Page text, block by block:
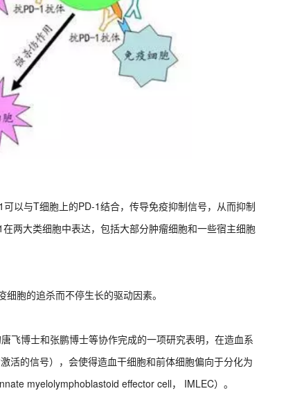
以与T细胞上的PD-1结合，传导免疫抑制信号，从而抑制
两大类细胞中表达，包括大部分肿瘤细胞和一些宿主细胞
胞的追杀而不停生长的驱动因素。
飞博士和张鹏博士等协作完成的一项研究表明，在造血系
活的信号），会使得造血干细胞和前体细胞偏向于分化为
myelolymphoblastoid effector cell， IMLEC）。